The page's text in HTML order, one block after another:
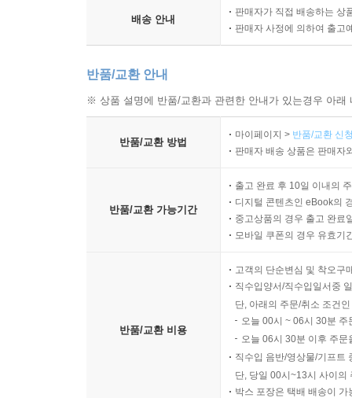
배송 안내
판매자가 직접 배송하는 상
판매자 사정에 의하여 출고
반품/교환 안내
※ 상품 설명에 반품/교환과 관련한 안내가 있는경우 아
반품/교환 방법
마이페이지 > 반품/교환 신
판매자 배송 상품은 판매자
반품/교환 가능기간
출고 완료 후 10일 이내의
디지털 콘텐츠인 eBook의
중고상품의 경우 출고 완료
모바일 쿠폰의 경우 유효기
반품/교환 비용
고객의 단순변심 및 착오구
직수입양서/직수입일서중
단, 아래의 주문/취소 조건
오늘 00시 ~ 06시 30분
오늘 06시 30분 이후 주
직수입 음반/영상물/기프트
단, 당일 00시~13시 사이의
박스 포장은 택배 배송이